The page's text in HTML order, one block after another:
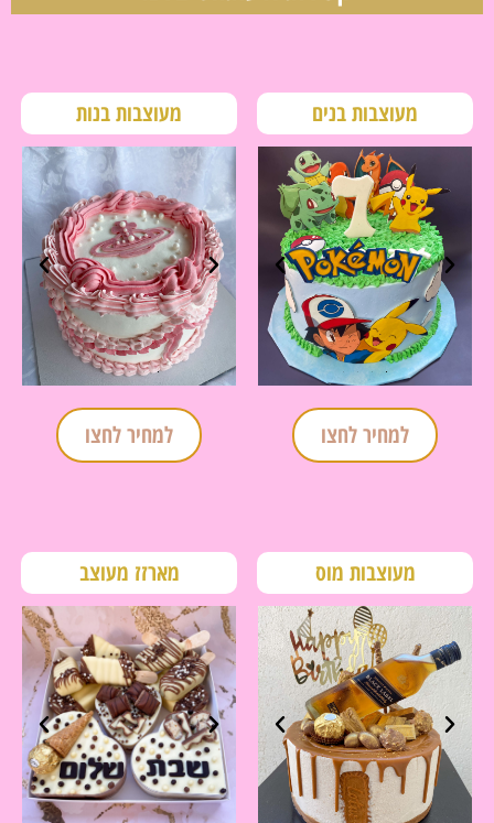
מעוצבות בנים
למחיר לחצו
מעוצבות בנות
למחיר לחצו
מעוצבות מוס מארזז מעוצב